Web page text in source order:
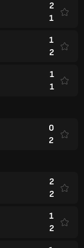
2
1
1
2
1
1
0
2
2
2
1
2